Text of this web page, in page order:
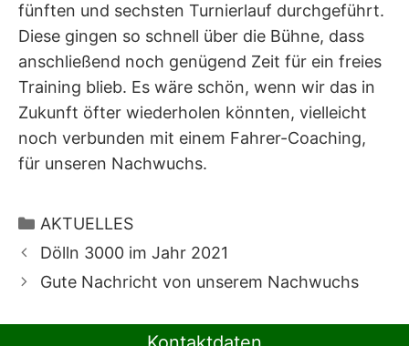
fünften und sechsten Turnierlauf durchgeführt.
Diese gingen so schnell über die Bühne, dass
anschließend noch genügend Zeit für ein freies
Training blieb. Es wäre schön, wenn wir das in
Zukunft öfter wiederholen könnten, vielleicht
noch verbunden mit einem Fahrer-Coaching,
für unseren Nachwuchs.
Kategorien
AKTUELLES
Dölln 3000 im Jahr 2021
Gute Nachricht von unserem Nachwuchs